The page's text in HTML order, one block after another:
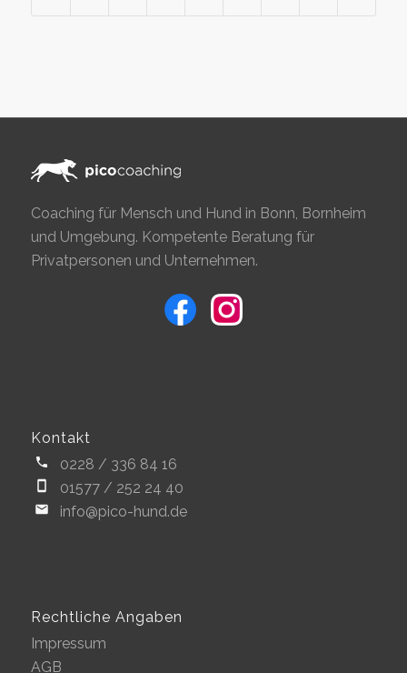
Coaching für Mensch und Hund in Bonn, Bornheim
und Umgebung. Kompetente Beratung für
Privatpersonen und Unternehmen.
Kontakt
0228 / 336 84 16
01577 / 252 24 40
info@pico-hund.de
Rechtliche Angaben
Impressum
AGB